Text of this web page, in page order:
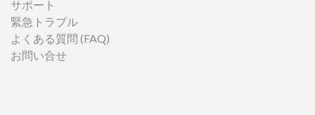
サポート
緊急トラブル
よくある質問 (FAQ)
お問い合せ